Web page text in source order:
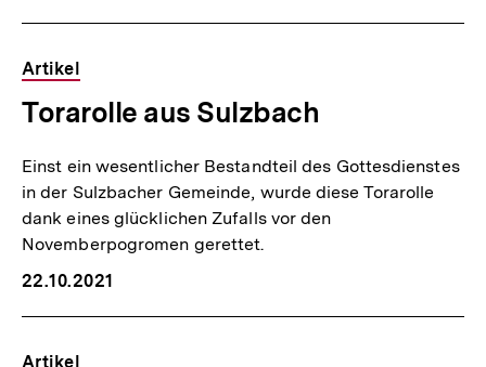
Artikel
Torarolle aus Sulzbach
Einst ein wesentlicher Bestandteil des Gottesdienstes
in der Sulzbacher Gemeinde, wurde diese Torarolle
dank eines glücklichen Zufalls vor den
Novemberpogromen gerettet.
22.10.2021
Artikel